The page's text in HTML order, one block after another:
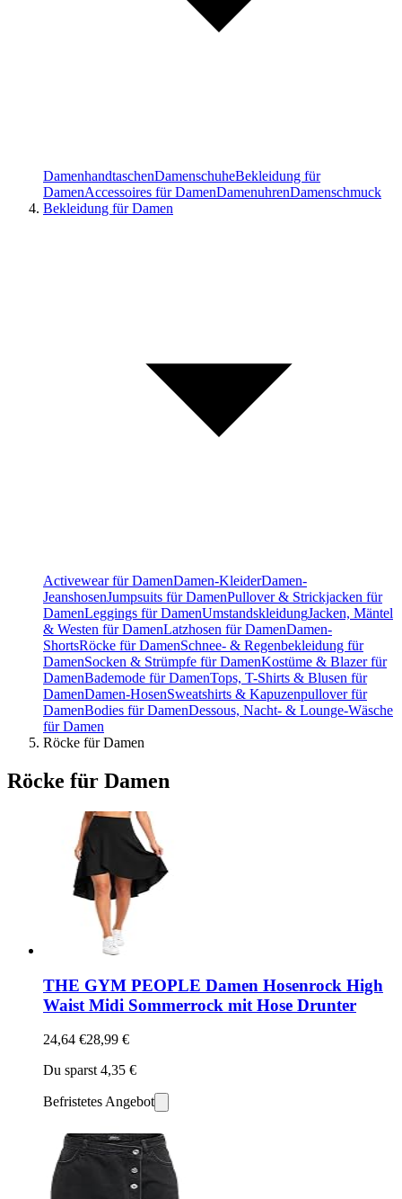
DamenhandtaschenDamenschuheBekleidung für
DamenAccessoires für DamenDamenuhrenDamenschmuck
Bekleidung für Damen
Activewear für DamenDamen-KleiderDamen-
JeanshosenJumpsuits für DamenPullover & Strickjacken für
DamenLeggings für DamenUmstandskleidungJacken, Mäntel
& Westen für DamenLatzhosen für DamenDamen-
ShortsRöcke für DamenSchnee- & Regenbekleidung für
DamenSocken & Strümpfe für DamenKostüme & Blazer für
DamenBademode für DamenTops, T-Shirts & Blusen für
DamenDamen-HosenSweatshirts & Kapuzenpullover für
DamenBodies für DamenDessous, Nacht- & Lounge-Wäsche
für Damen
Röcke für Damen
Röcke für Damen
THE GYM PEOPLE Damen Hosenrock High
Waist Midi Sommerrock mit Hose Drunter
24,64 €28,99 €
Du sparst 4,35 €
Befristetes Angebot